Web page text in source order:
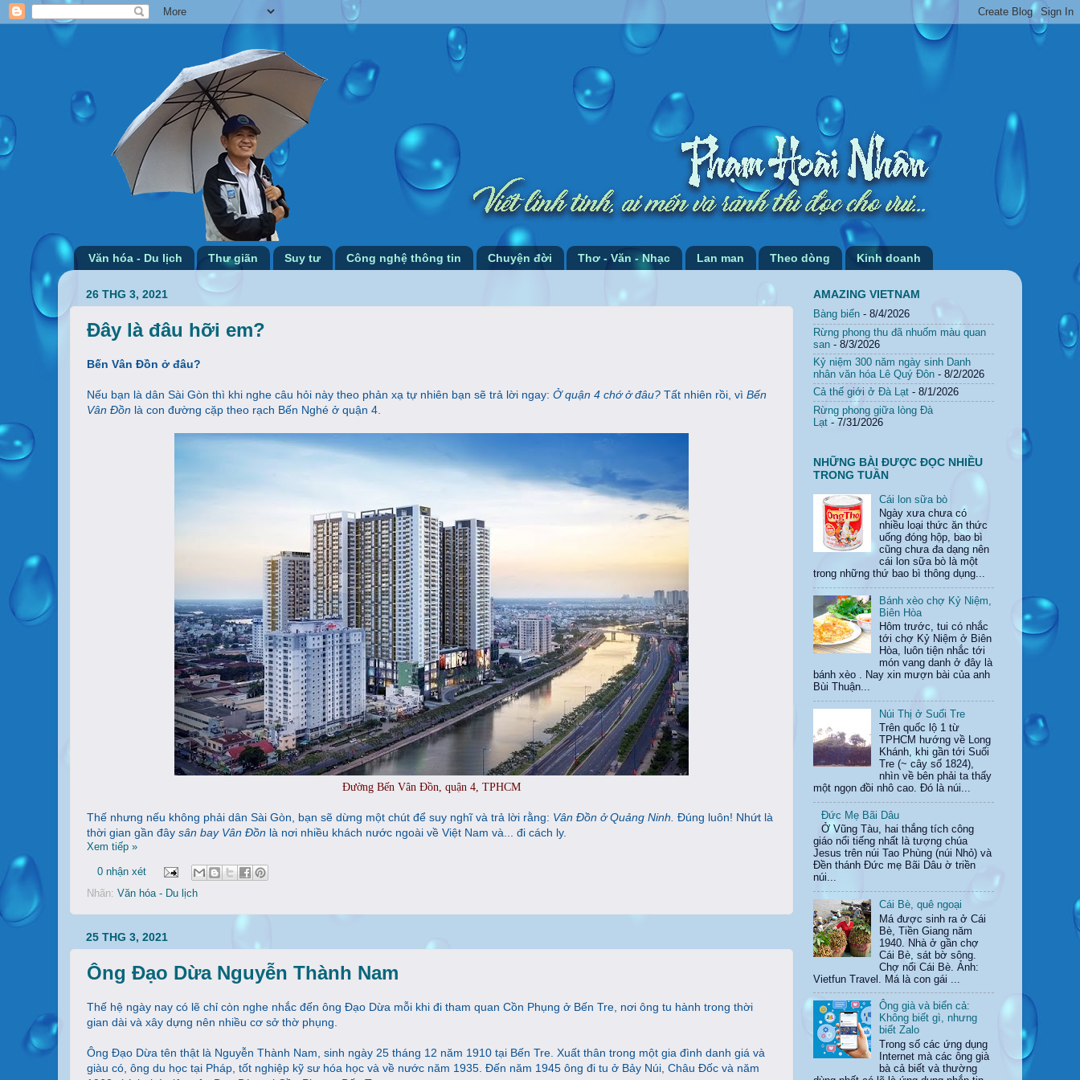
Văn hóa - Du lịch Thư giãn Suy tư Công nghệ thông tin Chuyện đời Thơ - Văn - Nhạc Lan man Theo dòng Kinh doanh
26 THG 3, 2021
Đây là đâu hỡi em?
Bến Vân Đồn ở đâu?
Nếu bạn là dân Sài Gòn thì khi nghe câu hỏi này theo phản xạ tự nhiên bạn sẽ trả lời ngay: Ở quận 4 chớ ở đâu? Tất nhiên rồi, vì Bến
Vân Đồn là con đường cặp theo rạch Bến Nghé ở quận 4.
Đường Bến Vân Đồn, quận 4, TPHCM
Thế nhưng nếu không phải dân Sài Gòn, bạn sẽ dừng một chút để suy nghĩ và trả lời rằng: Vân Đồn ở Quảng Ninh. Đúng luôn! Nhứt là
thời gian gần đây sân bay Vân Đồn là nơi nhiều khách nước ngoài về Việt Nam và... đi cách ly.
Xem tiếp »
0 nhận xét
Nhãn: Văn hóa - Du lịch
25 THG 3, 2021
Ông Đạo Dừa Nguyễn Thành Nam
Thế hệ ngày nay có lẽ chỉ còn nghe nhắc đến ông Đạo Dừa mỗi khi đi tham quan Cồn Phụng ở Bến Tre, nơi ông tu hành trong thời
gian dài và xây dựng nên nhiều cơ sở thờ phụng.
Ông Đạo Dừa tên thật là Nguyễn Thành Nam, sinh ngày 25 tháng 12 năm 1910 tại Bến Tre. Xuất thân trong một gia đình danh giá và
giàu có, ông du học tại Pháp, tốt nghiệp kỹ sư hóa học và về nước năm 1935. Đến năm 1945 ông đi tu ở Bảy Núi, Châu Đốc và năm
AMAZING VIETNAM
Bàng biển - 8/4/2026
Rừng phong thu đã nhuốm màu quan
san - 8/3/2026
Kỷ niệm 300 năm ngày sinh Danh
nhân văn hóa Lê Quý Đôn - 8/2/2026
Cả thế giới ở Đà Lạt - 8/1/2026
Rừng phong giữa lòng Đà
Lạt - 7/31/2026
NHỮNG BÀI ĐƯỢC ĐỌC NHIỀU
TRONG TUẦN
Cái lon sữa bò
Ngày xưa chưa có
nhiều loại thức ăn thức
uống đóng hộp, bao bì
cũng chưa đa dạng nên
cái lon sữa bò là một
trong những thứ bao bì thông dụng...
Bánh xèo chợ Kỷ Niệm,
Biên Hòa
Hôm trước, tui có nhắc
tới chợ Kỷ Niệm ở Biên
Hòa, luôn tiện nhắc tới
món vang danh ở đây là
bánh xèo . Nay xin mượn bài của anh
Bùi Thuận...
Núi Thị ở Suối Tre
Trên quốc lộ 1 từ
TPHCM hướng về Long
Khánh, khi gần tới Suối
Tre (~ cây số 1824),
nhìn về bên phải ta thấy
một ngọn đồi nhô cao. Đó là núi...
Đức Mẹ Bãi Dâu
Ở Vũng Tàu, hai thắng tích công
giáo nổi tiếng nhất là tượng chúa
Jesus trên núi Tao Phùng (núi Nhỏ) và
Đền thánh Đức mẹ Bãi Dâu ờ triền
núi...
Cái Bè, quê ngoại
Má được sinh ra ở Cái
Bè, Tiền Giang năm
1940. Nhà ở gần chợ
Cái Bè, sát bờ sông.
Chợ nổi Cái Bè. Ảnh:
Vietfun Travel. Má là con gái ...
Ông già và biển cả:
Không biết gì, nhưng
biết Zalo
Trong số các ứng dụng
Internet mà các ông già
bà cả biết và thường